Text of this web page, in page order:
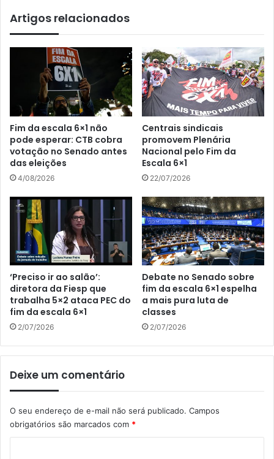
Artigos relacionados
Fim da escala 6×1 não
pode esperar: CTB cobra
votação no Senado antes
das eleições
4/08/2026
Centrais sindicais
promovem Plenária
Nacional pelo Fim da
Escala 6×1
22/07/2026
‘Preciso ir ao salão’:
diretora da Fiesp que
trabalha 5×2 ataca PEC do
fim da escala 6×1
2/07/2026
Debate no Senado sobre
fim da escala 6×1 espelha
a mais pura luta de
classes
2/07/2026
Deixe um comentário
O seu endereço de e-mail não será publicado. Campos
obrigatórios são marcados com *